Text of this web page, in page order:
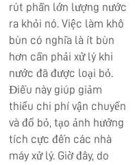
rút phần lớn lượng nước
ra khỏi nó. Việc làm khô
bùn có nghĩa là ít bùn
hơn cần phải xử lý khi
nước đã được loại bỏ.
Điều này giúp giảm
thiểu chi phí vận chuyển
và đổ bỏ, tạo ảnh hưởng
tích cực đến các nhà
máy xử lý. Giờ đây, do